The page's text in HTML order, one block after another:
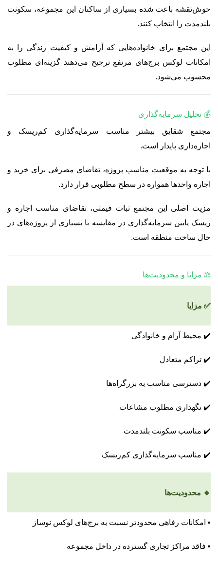
خوش‌نقشه باعث شده بسیاری از ساکنان این مجموعه، سکونت
بلندمدت را انتخاب کنند.
این مجتمع برای خانواده‌هایی که آرامش و کیفیت زندگی را به
امکانات لوکس برج‌های مرتفع ترجیح می‌دهند گزینه‌ای مطلوب
محسوب می‌شود.
💰 تحلیل سرمایه‌گذاری
مجتمع شقایق بیشتر مناسب سرمایه‌گذاری کم‌ریسک و
اجاره‌داری پایدار است.
با توجه به موقعیت مناسب پروژه، تقاضای مصرفی برای خرید و
اجاره واحدها همواره در سطح مطلوبی قرار دارد.
مزیت اصلی این مجتمع ثبات قیمتی، تقاضای مناسب اجاره و
ریسک پایین سرمایه‌گذاری در مقایسه با بسیاری از پروژه‌های در
حال ساخت منطقه است.
⚖️ مزایا و محدودیت‌ها
✅ مزایا
✔️ محیط آرام و خانوادگی
✔️ تراکم متعادل
✔️ دسترسی مناسب به بزرگراه‌ها
✔️ نگهداری مطلوب مشاعات
✔️ مناسب سکونت بلندمدت
✔️ مناسب سرمایه‌گذاری کم‌ریسک
🔸 محدودیت‌ها
▪️ امکانات رفاهی محدودتر نسبت به برج‌های لوکس نوساز
▪️ فاقد مراکز تجاری گسترده در داخل مجموعه